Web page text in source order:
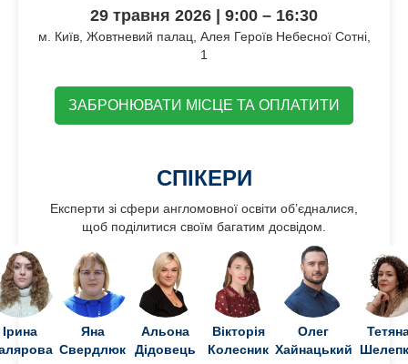
29 травня 2026 | 9:00 – 16:30
м. Київ, Жовтневий палац, Алея Героїв Небесної Сотні,
1
ЗАБРОНЮВАТИ МІСЦЕ ТА ОПЛАТИТИ
СПІКЕРИ
Експерти зі сфери англомовної освіти об’єдналися,
щоб поділитися своїм багатим досвідом.
Ірина
Яна
Свердлюк
Альона
Дідовець
Вікторія
Колесник
Олег
Хайнацький